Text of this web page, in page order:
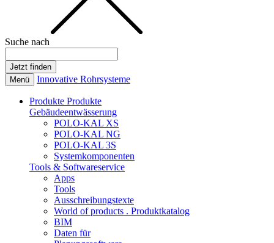
Suche nach
Menü Innovative Rohrsysteme
Produkte Produkte
Gebäudeentwässerung
POLO-KAL XS
POLO-KAL NG
POLO-KAL 3S
Systemkomponenten
Tools & Softwareservice
Apps
Tools
Ausschreibungstexte
World of products . Produktkatalog
BIM
Daten für